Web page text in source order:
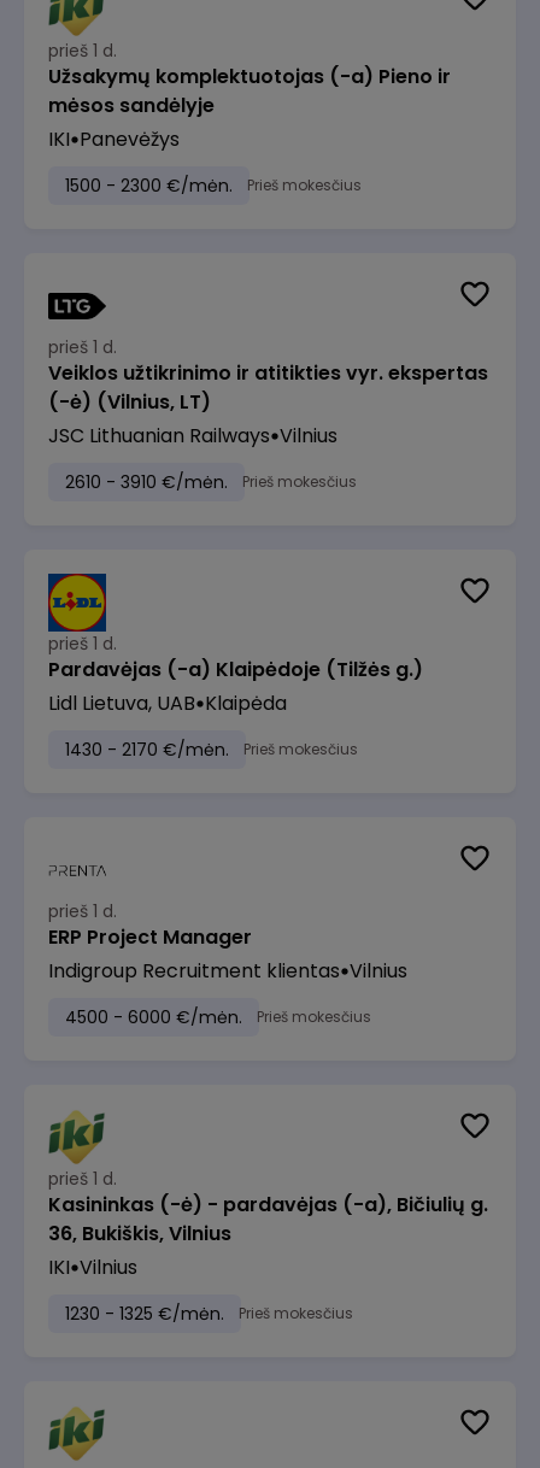
prieš 1 d.
Užsakymų komplektuotojas (-a) Pieno ir
mėsos sandėlyje
IKI Panevėžys
1500 - 2300 €/mėn. Prieš mokesčius
prieš 1 d.
Veiklos užtikrinimo ir atitikties vyr. ekspertas
(-ė) (Vilnius, LT)
JSC Lithuanian Railways Vilnius
2610 - 3910 €/mėn. Prieš mokesčius
prieš 1 d.
Pardavėjas (-a) Klaipėdoje (Tilžės g.)
Lidl Lietuva, UAB Klaipėda
1430 - 2170 €/mėn. Prieš mokesčius
prieš 1 d.
ERP Project Manager
Indigroup Recruitment klientas Vilnius
4500 - 6000 €/mėn. Prieš mokesčius
prieš 1 d.
Kasininkas (-ė) - pardavėjas (-a), Bičiulių g.
36, Bukiškis, Vilnius
IKI Vilnius
1230 - 1325 €/mėn. Prieš mokesčius